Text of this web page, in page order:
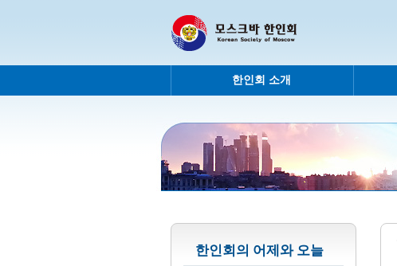
한인회 소개
한인회의 어제와 오늘